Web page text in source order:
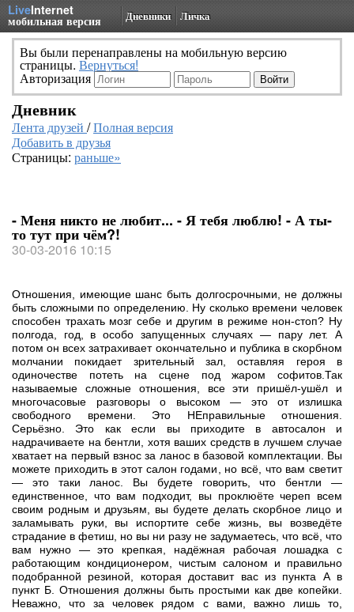
LiveInternet
мобильная версия Дневники Личка
Вы были перенаправлены на мобильную версию
страницы. Вернуться!
Авторизация
Дневник
Лента друзей /Полная версия
Добавить в друзья
Страницы: раньше»
- Меня никто не любит... - Я тебя люблю! - А ты-
то тут при чём?!
30-03-2016 10:15
Отношения, имеющие шанс быть долгосрочными, не должны
быть сложными по определению. Ну сколько времени человек
способен трахать мозг себе и другим в режиме нон-стоп? Ну
полгода, год, в особо запущенных случаях — пару лет. А
потом он всех затрахивает окончательно и публика в скорбном
молчании покидает зрительный зал, оставляя героя в
одиночестве потеть на сцене под жаром софитов. Так
называемые сложные отношения, все эти пришёл-ушёл и
многочасовые разговоры о высоком — это от излишка
свободного времени. Это НЕправильные отношения.
Серьёзно. Это как если вы приходите в автосалон и
надрачиваете на бентли, хотя ваших средств в лучшем случае
хватает на первый взнос за ланос в базовой комплектации. Вы
можете приходить в этот салон годами, но всё, что вам светит
— это таки ланос. Вы будете говорить, что бентли —
единственное, что вам подходит, вы проклюёте череп всем
своим родным и друзьям, вы будете делать скорбное лицо и
заламывать руки, вы испортите себе жизнь, вы возведёте
страдание в фетиш, но вы ни разу не задумаетесь, что всё, что
вам нужно — это крепкая, надёжная рабочая лошадка с
работающим кондиционером, чистым салоном и правильно
подобранной резиной, которая доставит вас из пункта А в
пункт Б. Отношения должны быть простыми как две копейки.
Неважно, что за человек рядом с вами, важно лишь то,